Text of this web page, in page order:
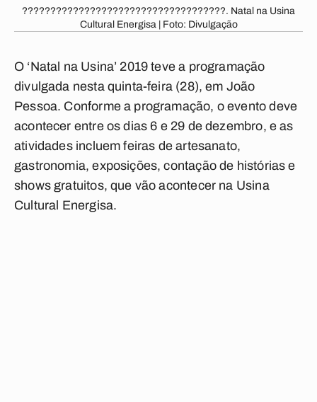
????????????????????????????????????. Natal na Usina
Cultural Energisa | Foto: Divulgação
O ‘Natal na Usina’ 2019 teve a programação
divulgada nesta quinta-feira (28), em João
Pessoa. Conforme a programação, o evento deve
acontecer entre os dias 6 e 29 de dezembro, e as
atividades incluem feiras de artesanato,
gastronomia, exposições, contação de histórias e
shows gratuitos, que vão acontecer na Usina
Cultural Energisa.